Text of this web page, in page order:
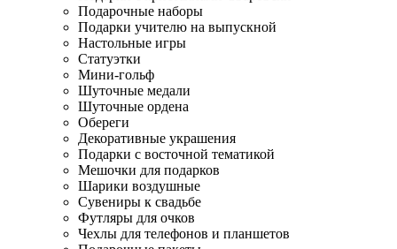
Подарочные наборы
Подарки учителю на выпускной
Настольные игры
Статуэтки
Мини-гольф
Шуточные медали
Шуточные ордена
Обереги
Декоративные украшения
Подарки с восточной тематикой
Мешочки для подарков
Шарики воздушные
Сувениры к свадьбе
Футляры для очков
Чехлы для телефонов и планшетов